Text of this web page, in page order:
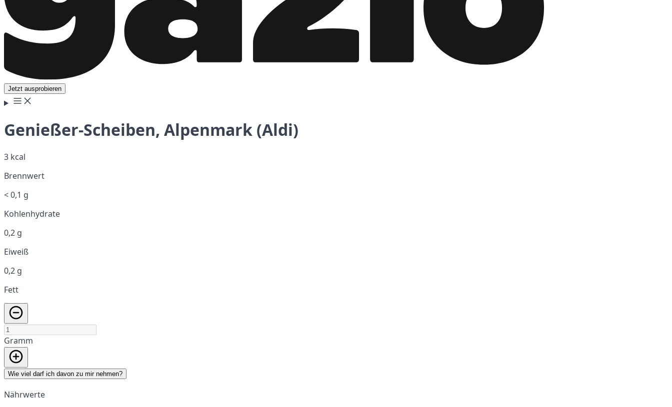
Jetzt ausprobieren
Genießer-Scheiben, Alpenmark (Aldi)
3 kcal
Brennwert
< 0,1 g
Kohlenhydrate
0,2 g
Eiweiß
0,2 g
Fett
Gramm
Wie viel darf ich davon zu mir nehmen?
Nährwerte